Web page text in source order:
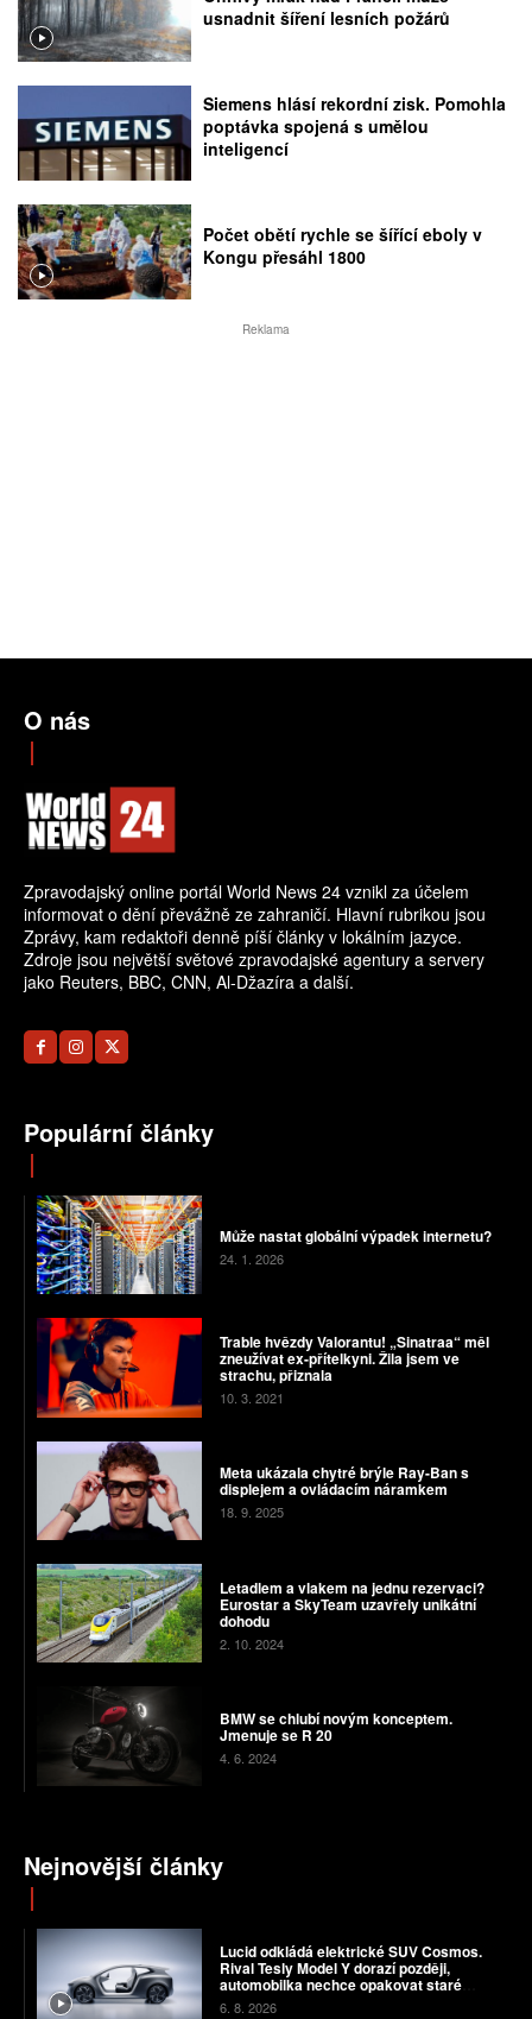
usnadnit šíření lesních požárů
Siemens hlásí rekordní zisk. Pomohla
poptávka spojená s umělou
inteligencí
Počet obětí rychle se šířící eboly v
Kongu přesáhl 1800
Reklama
O nás
Zpravodajský online portál World News 24 vznikl za účelem
informovat o dění převážně ze zahraničí. Hlavní rubrikou jsou
Zprávy, kam redaktoři denně píší články v lokálním jazyce.
Zdroje jsou největší světové zpravodajské agentury a servery
jako Reuters, BBC, CNN, Al-Džazíra a další.
Populární články
Může nastat globální výpadek internetu?
24. 1. 2026
Trable hvězdy Valorantu! „Sinatraa“ měl
zneužívat ex-přítelkyni. Žila jsem ve
strachu, přiznala
10. 3. 2021
Meta ukázala chytré brýle Ray-Ban s
displejem a ovládacím náramkem
18. 9. 2025
Letadlem a vlakem na jednu rezervaci?
Eurostar a SkyTeam uzavřely unikátní
dohodu
2. 10. 2024
BMW se chlubí novým konceptem.
Jmenuje se R 20
4. 6. 2024
Nejnovější články
Lucid odkládá elektrické SUV Cosmos.
Rival Tesly Model Y dorazí později,
automobilka nechce opakovat staré
chyby
6. 8. 2026